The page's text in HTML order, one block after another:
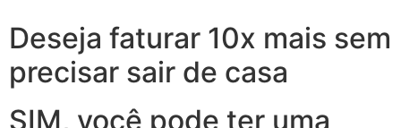
Deseja faturar 10x mais sem
precisar sair de casa
SIM, você pode ter uma